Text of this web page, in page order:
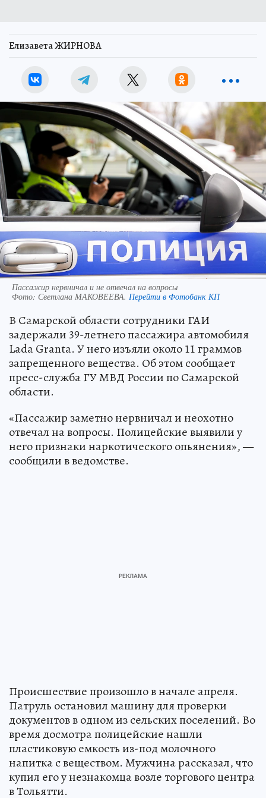
Елизавета ЖИРНОВА
Пассажир нервничал и не отвечал на вопросы
Фото: Светлана МАКОВЕЕВА. Перейти в Фотобанк КП
В Самарской области сотрудники ГАИ
задержали 39-летнего пассажира автомобиля
Lada Granta. У него изъяли около 11 граммов
запрещенного вещества. Об этом сообщает
пресс-служба ГУ МВД России по Самарской
области.
«Пассажир заметно нервничал и неохотно
отвечал на вопросы. Полицейские выявили у
него признаки наркотического опьянения», —
сообщили в ведомстве.
Происшествие произошло в начале апреля.
Патруль остановил машину для проверки
документов в одном из сельских поселений. Во
время досмотра полицейские нашли
пластиковую емкость из-под молочного
напитка с веществом. Мужчина рассказал, что
купил его у незнакомца возле торгового центра
в Тольятти.